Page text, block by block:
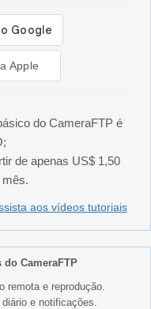
Apple
do CameraFTP é
de apenas US$ 1,50
mês.
aos vídeos tutoriais
CameraFTP
remota e reprodução.
e notificações.